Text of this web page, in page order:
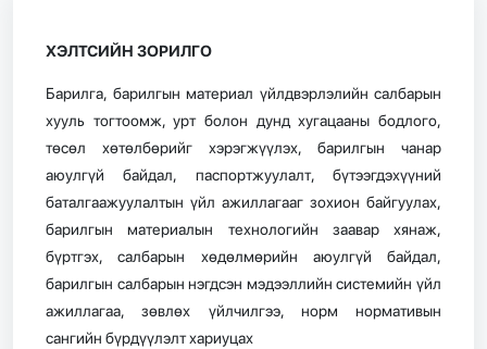
ХЭЛТСИЙН ЗОРИЛГО
Барилга, барилгын материал үйлдвэрлэлийн салбарын
хууль тогтоомж, урт болон дунд хугацааны бодлого,
төсөл хөтөлбөрийг хэрэгжүүлэх, барилгын чанар
аюулгүй байдал, паспортжуулалт, бүтээгдэхүүний
баталгаажуулалтын үйл ажиллагааг зохион байгуулах,
барилгын материалын технологийн заавар хянаж,
бүртгэх, салбарын хөдөлмөрийн аюулгүй байдал,
барилгын салбарын нэгдсэн мэдээллийн системийн үйл
ажиллагаа, зөвлөх үйлчилгээ, норм нормативын
сангийн бүрдүүлэлт хариуцах